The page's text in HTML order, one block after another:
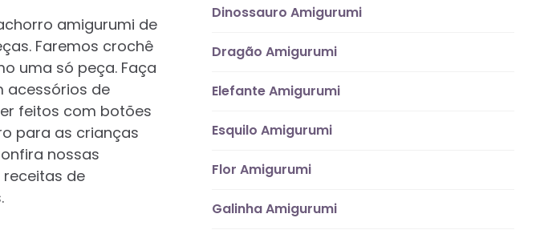
amigurumi de
Faremos crochê
uma só peça. Faça
acessórios de
feitos com botões
para as crianças
nossas
de
Dinossauro Amigurumi
Dragão Amigurumi
Elefante Amigurumi
Esquilo Amigurumi
Flor Amigurumi
Galinha Amigurumi